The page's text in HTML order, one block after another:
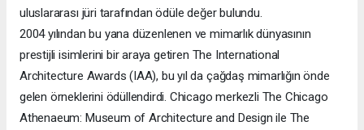
uluslararası jüri tarafından ödüle değer bulundu.
2004 yılından bu yana düzenlenen ve mimarlık dünyasının
prestijli isimlerini bir araya getiren The International
Architecture Awards (IAA), bu yıl da çağdaş mimarlığın önde
gelen örneklerini ödüllendirdi. Chicago merkezli The Chicago
Athenaeum: Museum of Architecture and Design ile The